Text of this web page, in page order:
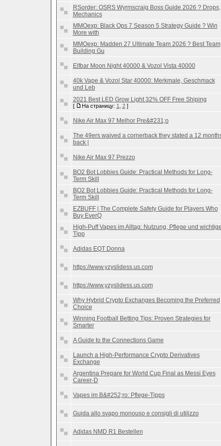
RSorder: OSRS Wyrmscraig Boss Guide 2026 ? Drops,
Mechanics
MMOexp: Black Ops 7 Season 5 Strategy Guide ? Win
More with
MMOexp: Madden 27 Ultimate Team 2026 ? Best Team
Building Gu
Elfbar Moon Night 40000 & Vozol Vista 40000
40k Vape & Vozol Star 40000: Merkmale, Geschmack
und Leb
2021 Best LED Grow Light 32% OFF Free Shiping
[ На страницу: 1 2]
Nike Air Max 97 Melhor Pre&#231;o
The 49ers waived a cornerback they stated a 12
back |
Nike Air Max 97 Prezzo
BO2 Bot Lobbies Guide: Practical Methods for Long-
Term Skill
BO2 Bot Lobbies Guide: Practical Methods for Long-
Term Skill
EZBUFF | The Complete Safety Guide for Players Who
Buy EverQ
High-Puff Vapes im Alltag: Nutzung, Pflege und
Tipp
Adidas EQT Donna
https://www.yzyslidess.us.com
https://www.yzyslidess.us.com
Why Hybrid Crypto Exchanges Becoming the Preferred
Choice
Winning Football Betting Tips: Proven Strategies for
Smarter
A Guide to the Connections Game
Launch a High-Performance Crypto Derivatives
Exchange
Argentina Prepare for World Cup Final as Messi Eyes
Career-D
Vapes im B&#252;ro: Pflege-Tipps
Guida allo svapo monouso e consigli di utilizzo
Adidas NMD R1 Bestellen